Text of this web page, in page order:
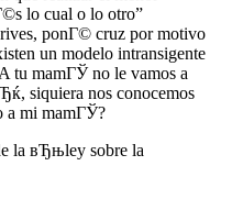
lo cual o lo otro”
ponГ© cruz por motivo
un modelo intransigente
tu mamГЎ no le vamos a
siquiera nos conocemos
a mi mamГЎ?
la вЂњley sobre la